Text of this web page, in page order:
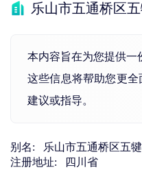
乐山市五通桥区
本内容旨在为您提供一
这些信息将帮助您更
建议或指导。
别名:
乐山市五通桥区五
注册地址:
四川省